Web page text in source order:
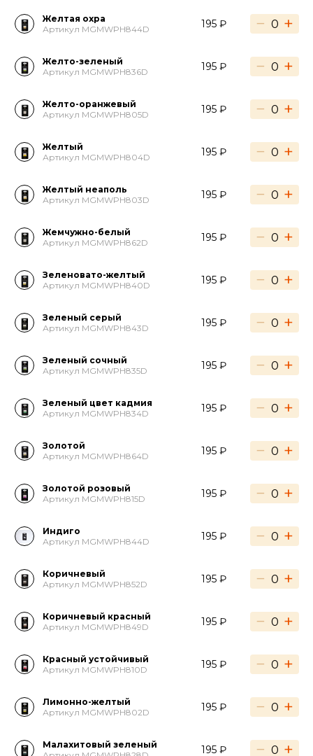
Желтая охра
Артикул MGMWPH844D
195 ₽ − +
Желто-зеленый
Артикул MGMWPH836D
195 ₽ − +
Желто-оранжевый
Артикул MGMWPH805D
195 ₽ − +
Желтый
Артикул MGMWPH804D
195 ₽ − +
Желтый неаполь
Артикул MGMWPH803D
195 ₽ − +
Жемчужно-белый
Артикул MGMWPH862D
195 ₽ − +
Зеленовато-желтый
Артикул MGMWPH840D
195 ₽ − +
Зеленый серый
Артикул MGMWPH843D
195 ₽ − +
Зеленый сочный
Артикул MGMWPH835D
195 ₽ − +
Зеленый цвет кадмия
Артикул MGMWPH834D
195 ₽ − +
Золотой
Артикул MGMWPH864D
195 ₽ − +
Золотой розовый
Артикул MGMWPH815D
195 ₽ − +
Индиго
Артикул MGMWPH844D
195 ₽ − +
Коричневый
Артикул MGMWPH852D
195 ₽ − +
Коричневый красный
Артикул MGMWPH849D
195 ₽ − +
Красный устойчивый
Артикул MGMWPH810D
195 ₽ − +
Лимонно-желтый
Артикул MGMWPH802D
195 ₽ − +
Малахитовый зеленый
195 ₽ − +